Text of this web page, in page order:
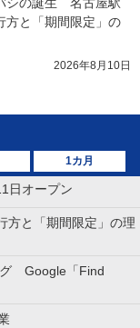
方と「期間限定」の
2026年8月10日
1カ月
日オープン
と「期間限定」の理
グ Google「Find